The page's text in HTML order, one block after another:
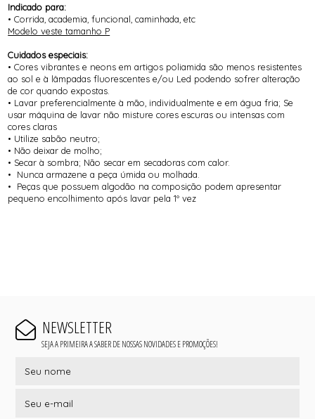
Indicado para:
• Corrida, academia, funcional, caminhada, etc
Modelo veste tamanho P
Cuidados especiais:
• Cores vibrantes e neons em artigos poliamida são menos resistentes
ao sol e à lâmpadas fluorescentes e/ou Led podendo sofrer alteração
de cor quando expostas.
• Lavar preferencialmente à mão, individualmente e em água fria; Se
usar máquina de lavar não misture cores escuras ou intensas com
cores claras
• Utilize sabão neutro;
• Não deixar de molho;
• Secar à sombra; Não secar em secadoras com calor.
• Nunca armazene a peça úmida ou molhada.
• Peças que possuem algodão na composição podem apresentar
pequeno encolhimento após lavar pela 1º vez
NEWSLETTER
SEJA A PRIMEIRA A SABER DE NOSSAS NOVIDADES E PROMOÇÕES!